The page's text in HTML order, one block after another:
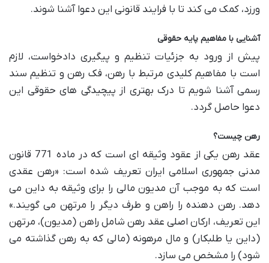
ورزد، کمک می کند تا با فرایند قانونی این دعوا آشنا شوند.
آشنایی با مفاهیم پایه حقوقی
پیش از ورود به جزئیات تنظیم و پیگیری دادخواست، لازم
است با مفاهیم کلیدی مرتبط با رهن، فک رهن و تنظیم سند
رسمی آشنا شویم تا درک بهتری از پیچیدگی های حقوقی این
دعوا حاصل گردد.
رهن چیست؟
عقد رهن یکی از عقود وثیقه ای است که در ماده 771 قانون
مدنی جمهوری اسلامی ایران تعریف شده است: «رهن عقدی
است که به موجب آن مدیون مالی را برای وثیقه به داین می
دهد. رهن دهنده را راهن و طرف دیگر را مرتهن می گویند.»
این تعریف، ارکان اصلی عقد رهن شامل راهن (مدیون)، مرتهن
(داین یا طلبکار) و مال مرهونه (مالی که به رهن گذاشته می
شود) را مشخص می سازد.